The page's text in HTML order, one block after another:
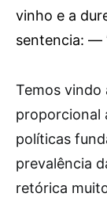
vinho e a
sentencia: —
Temos vindo
proporcional
políticas
prevalência
retórica